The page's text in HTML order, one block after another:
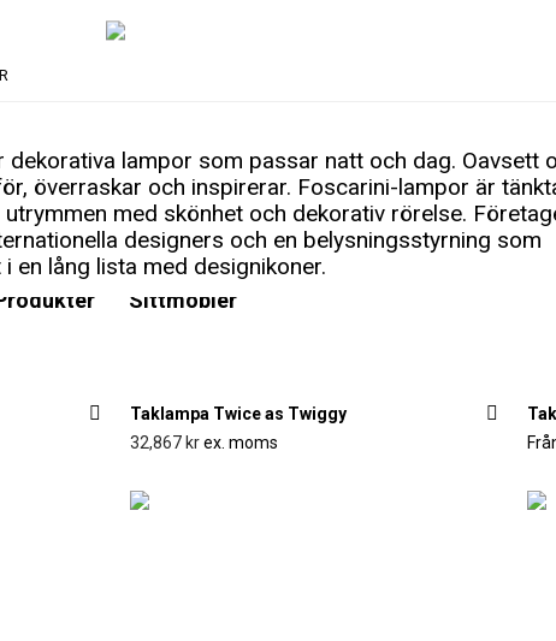
lampor som passar natt och dag. Oavsett
överraskar och inspirerar. Foscarini-lampor är
med skönhet och dekorativ rörelse.
designers och en belysningsstyrning som
en lång lista med designikoner.
Inredningsdetaljer Miljösortering Outlet
Sittmöbler
Taklampa Twice as Twiggy
32,867 krex. moms